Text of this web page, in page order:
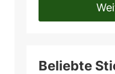
Beliebte